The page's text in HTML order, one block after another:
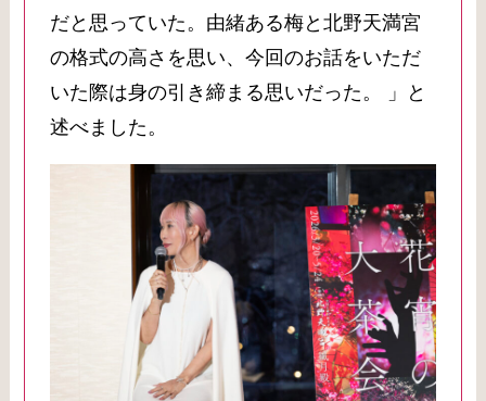
だと思っていた。由緒ある梅と北野天満宮
の格式の高さを思い、今回のお話をいただ
いた際は身の引き締まる思いだった。 」と
述べました。